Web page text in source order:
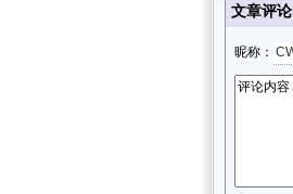
文章评论
昵称：